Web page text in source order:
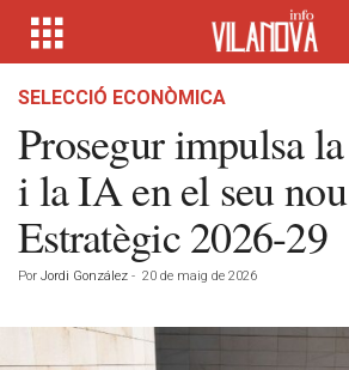
SELECCIÓ ECONÒMICA
Prosegur impulsa
i la IA en el seu
Estratègic 2026-29
Por Jordi González - 20 de maig de 2026